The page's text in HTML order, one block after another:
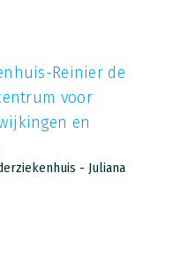
Reinier de
voor
en
- Juliana